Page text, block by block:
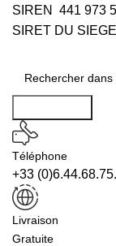
SIREN 441 973
SIRET DU
Téléphone
+33
Livraison
Gratuite